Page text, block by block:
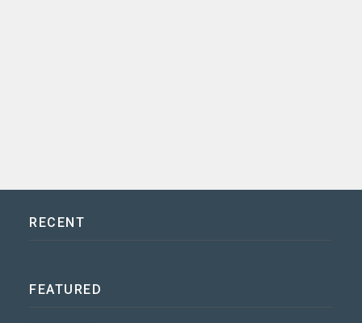
RECENT
FEATURED